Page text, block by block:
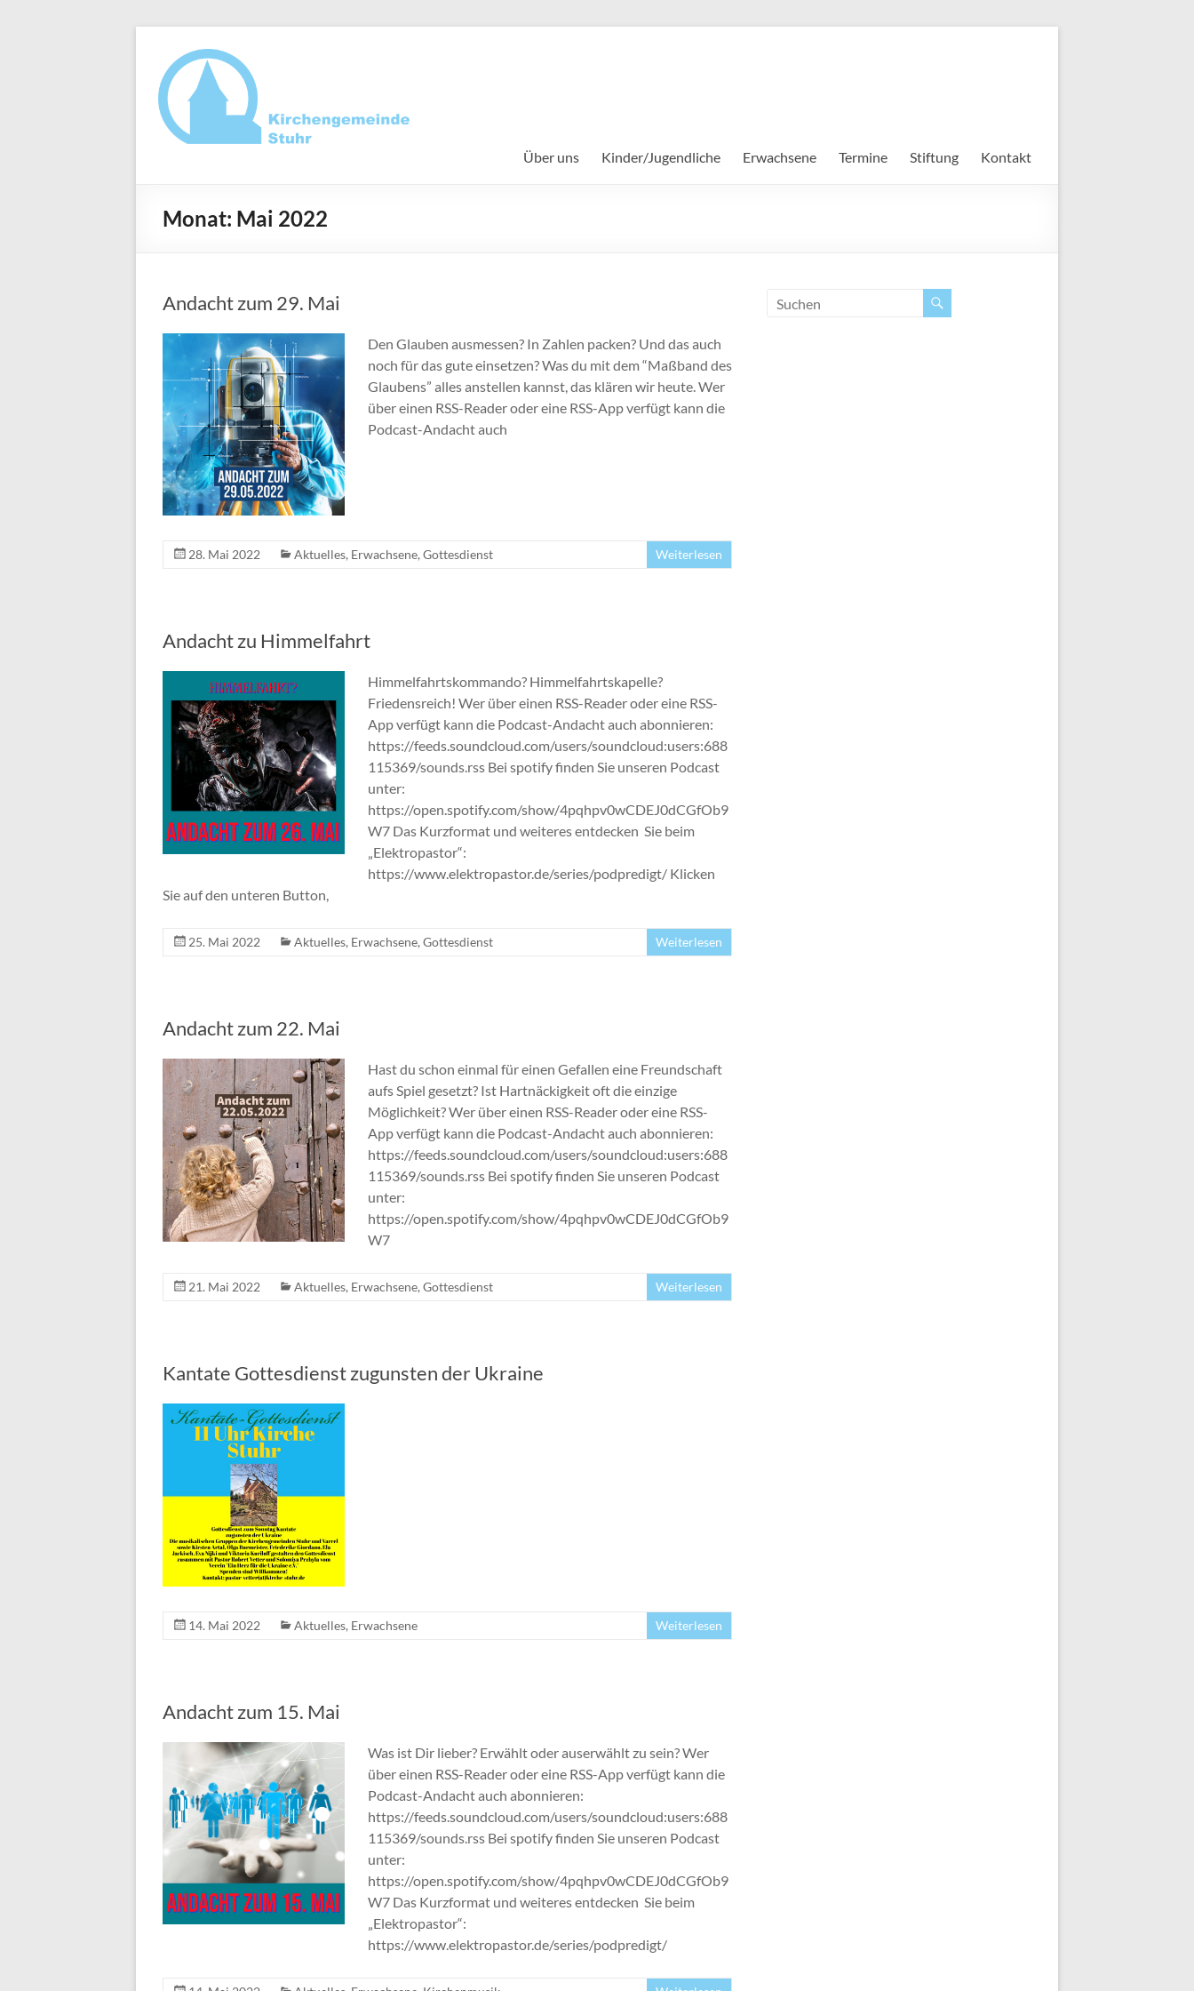
springen
luth.
Kirchengemeinde
Über uns Kinder/Jugendliche Erwachsene Termine Stiftung Kontakt
Monat: Mai 2022
Andacht zum 29. Mai
Den Glauben ausmessen? In Zahlen packen? Und das auch
noch für das gute einsetzen? Was du mit dem “Maßband des
Glaubens” alles anstellen kannst, das klären wir heute. Wer
über einen RSS-Reader oder eine RSS-App verfügt kann die
Podcast-Andacht auch
28. Mai 2022 Aktuelles, Erwachsene,Gottesdienst Weiterlesen
Andacht zu Himmelfahrt
Himmelfahrtskommando? Himmelfahrtskapelle?
Friedensreich! Wer über einen RSS-Reader oder eine RSS-
App verfügt kann die Podcast-Andacht auch abonnieren:
https://feeds.soundcloud.com/users/soundcloud:users:688
115369/sounds.rss Bei spotify finden Sie unseren Podcast
unter:
https://open.spotify.com/show/4pqhpv0wCDEJ0dCGfOb9
W7 Das Kurzformat und weiteres entdecken Sie beim
„Elektropastor“:
https://www.elektropastor.de/series/podpredigt/ Klicken
Sie auf den unteren Button,
25. Mai 2022 Aktuelles, Erwachsene,Gottesdienst Weiterlesen
Andacht zum 22. Mai
Hast du schon einmal für einen Gefallen eine Freundschaft
aufs Spiel gesetzt? Ist Hartnäckigkeit oft die einzige
Möglichkeit? Wer über einen RSS-Reader oder eine RSS-
App verfügt kann die Podcast-Andacht auch abonnieren:
https://feeds.soundcloud.com/users/soundcloud:users:688
115369/sounds.rss Bei spotify finden Sie unseren Podcast
unter:
https://open.spotify.com/show/4pqhpv0wCDEJ0dCGfOb9
W7
21. Mai 2022 Aktuelles, Erwachsene,Gottesdienst Weiterlesen
Kantate Gottesdienst zugunsten der Ukraine
14. Mai 2022 Aktuelles, Erwachsene Weiterlesen
Andacht zum 15. Mai
Was ist Dir lieber? Erwählt oder auserwählt zu sein? Wer
über einen RSS-Reader oder eine RSS-App verfügt kann die
Podcast-Andacht auch abonnieren:
https://feeds.soundcloud.com/users/soundcloud:users:688
115369/sounds.rss Bei spotify finden Sie unseren Podcast
unter:
https://open.spotify.com/show/4pqhpv0wCDEJ0dCGfOb9
W7 Das Kurzformat und weiteres entdecken Sie beim
„Elektropastor“:
https://www.elektropastor.de/series/podpredigt/